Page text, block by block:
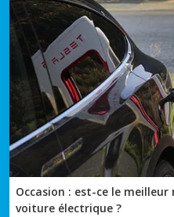
Occasion : est-ce le
voiture électrique ?